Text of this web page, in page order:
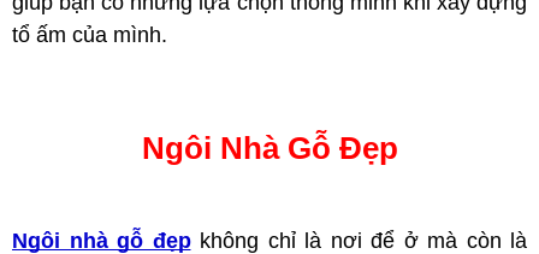
tổ ấm của mình.
Ngôi Nhà Gỗ Đẹp
Ngôi nhà gỗ đẹp không chỉ là nơi để ở mà còn là